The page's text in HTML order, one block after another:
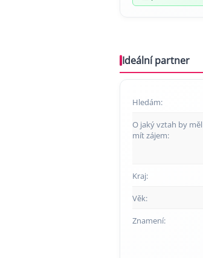
Ideální partner
Hledám:
O jaký vztah by měl
mít zájem:
Kraj:
Věk:
Znamení: